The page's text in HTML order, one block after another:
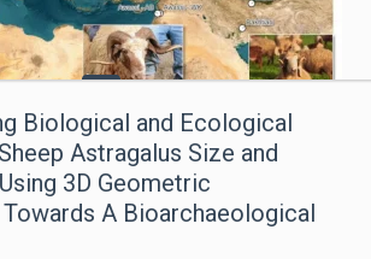
Biological and Ecological
Astragalus Size and
3D Geometric
A Bioarchaeological